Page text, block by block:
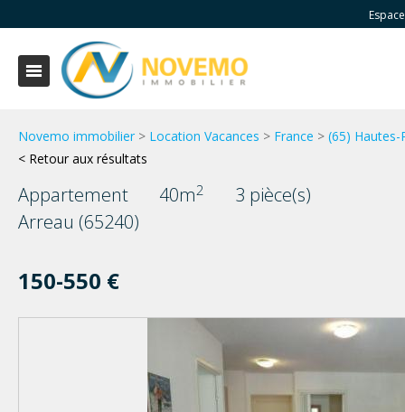
Novemo immobilier > Location Vacances > France > (65) Hautes-
< Retour aux résultats
Appartement 40m2
3 pièce(s)
Arreau (65240)
150-550 €